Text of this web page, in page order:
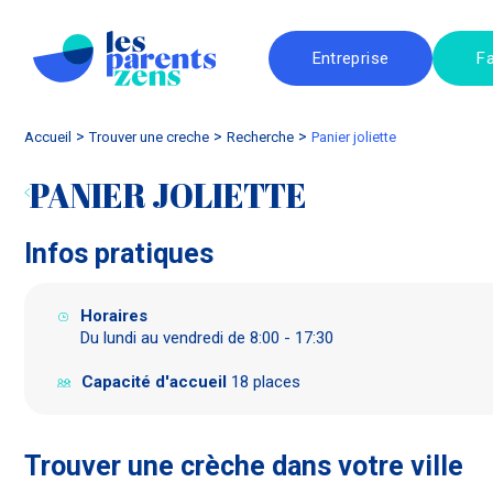
Entreprise
Accueil trouver une creche Recherche panier joliette
PANIER JOLIETTE
Infos pratiques
Horaires
Du lundi au vendredi de 8:00 - 17:30
Capacité d'accueil 18 places
Trouver une crèche dans votre ville